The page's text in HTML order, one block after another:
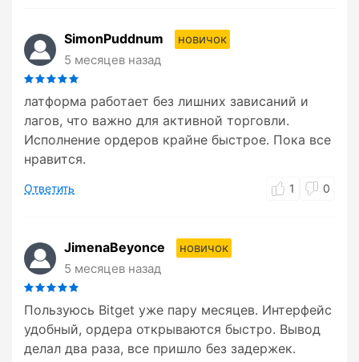
SimonPuddnum
новичок
5 месяцев назад
латформа работает без лишних зависаний и
лагов, что важно для активной торговли.
Исполнение ордеров крайне быстрое. Пока все
нравится.
Ответить 1 0
JimenaBeyonce
новичок
5 месяцев назад
Пользуюсь Bitget уже пару месяцев. Интерфейс
удобный, ордера открываются быстро. Вывод
делал два раза, все пришло без задержек.